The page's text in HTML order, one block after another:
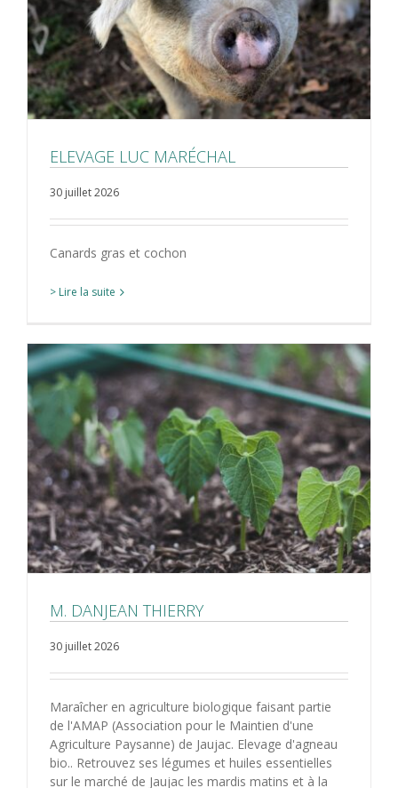
ELEVAGE LUC MARÉCHAL
30 juillet 2026
Canards gras et cochon
> Lire la suite
M. DANJEAN THIERRY
30 juillet 2026
Maraîcher en agriculture biologique faisant partie
de l'AMAP (Association pour le Maintien d'une
Agriculture Paysanne) de Jaujac. Elevage d'agneau
bio.. Retrouvez ses légumes et huiles essentielles
sur le marché de Jaujac les mardis matins et à la